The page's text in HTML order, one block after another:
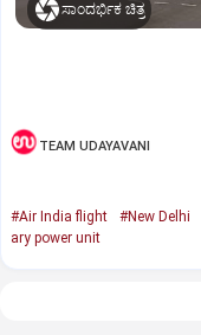
ಸಾಂದರ್ಭಿಕ ಚಿತ್ರ
TEAM UDAYAVANI
#Air India flight #New Delhi
ary power unit